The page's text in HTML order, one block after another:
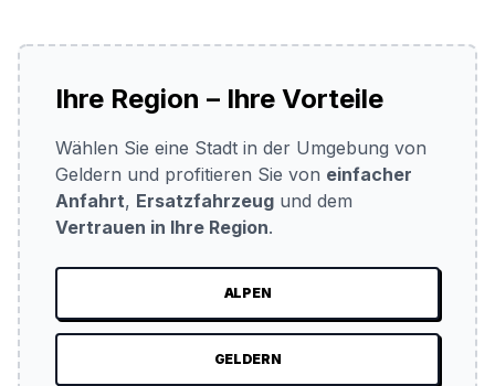
Ihre Region – Ihre Vorteile
Wählen Sie eine Stadt in der Umgebung von
Geldern und profitieren Sie von einfacher
Anfahrt, Ersatzfahrzeug und dem
Vertrauen in Ihre Region.
ALPEN
GELDERN